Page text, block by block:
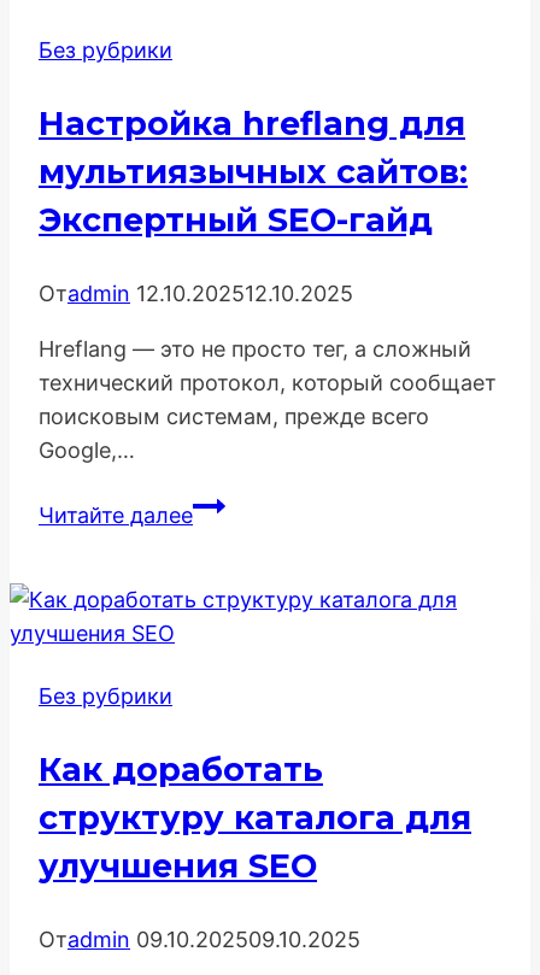
SEO-
Гайд
Без рубрики
Настройка hreflang для
мультиязычных сайтов:
Экспертный SEO-гайд
Отadmin 12.10.202512.10.2025
Hreflang — это не просто тег, а сложный
технический протокол, который сообщает
поисковым системам, прежде всего
Google,…
Читайте далееНастройка
мультиязычных
Без рубрики
Как доработать
структуру каталога для
улучшения SEO
Отadmin 09.10.202509.10.2025